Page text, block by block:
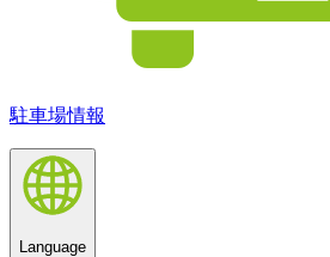
駐車場情報
Language